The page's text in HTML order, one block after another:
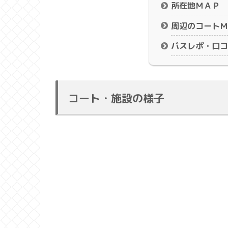
所在地ＭＡＰ
周辺のコート
バスレポ・口
コート・施設の様子